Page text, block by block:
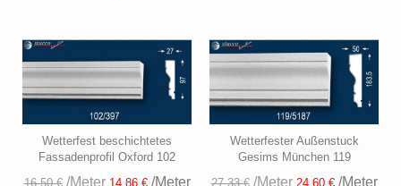
Wetterfest beschichtetes
Fassadenprofil Oxford 102
16,50 €/Meter 14,86 €/Meter
Wetterfester Außenstuck
Gesims München 119
27,33 €/Meter 24,60 €/Meter